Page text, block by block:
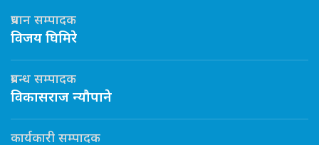
प्रधान सम्पादक
विजय घिमिरे
प्रबन्ध सम्पादक
विकासराज न्यौपाने
कार्यकारी सम्पादक